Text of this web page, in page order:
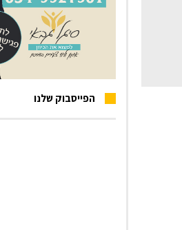
הפייסבוק שלנו